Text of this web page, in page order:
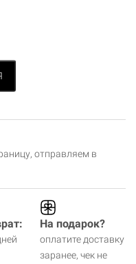
отправляем в
На подарок?
оплатите доставку
заранее, чек не